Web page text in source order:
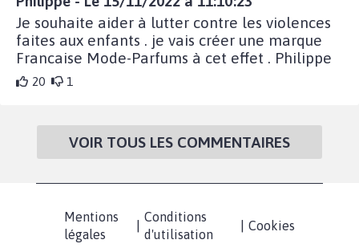
Je souhaite aider à lutter contre les violences
faites aux enfants . je vais créer une marque
Francaise Mode-Parfums à cet effet . Philippe
20 1
VOIR TOUS LES COMMENTAIRES
Mentions
légales
Conditions
d'utilisation
Cookies